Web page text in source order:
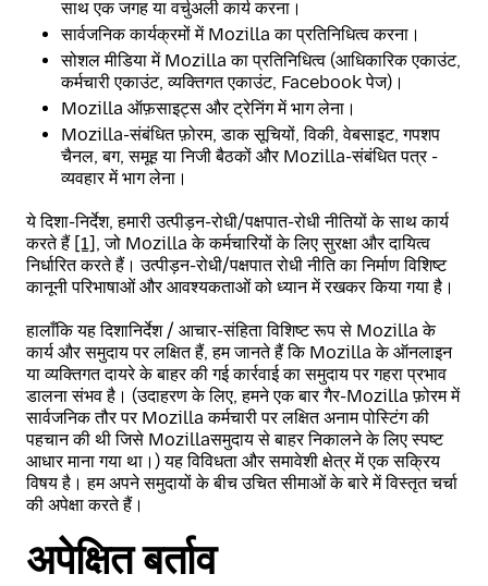
साथ एक जगह या वर्चुअली कार्य करना।
सार्वजनिक कार्यक्रमों में Mozilla का प्रतिनिधित्व करना।
सोशल मीडिया में Mozilla का प्रतिनिधित्व (आधिकारिक एकाउंट,
कर्मचारी एकाउंट, व्यक्तिगत एकाउंट, Facebook पेज)।
Mozilla ऑफ़साइट्स और ट्रेनिंग में भाग लेना।
Mozilla-संबंधित फ़ोरम, डाक सूचियों, विकी, वेबसाइट, गपशप
चैनल, बग, समूह या निजी बैठकों और Mozilla-संबंधित पत्र -
व्यवहार में भाग लेना।
ये दिशा-निर्देश, हमारी उत्पीड़न-रोधी/पक्षपात-रोधी नीतियों के साथ कार्य
करते हैं [1] , जो Mozilla के कर्मचारियों के लिए सुरक्षा और दायित्व
निर्धारित करते हैं। उत्पीड़न-रोधी/पक्षपात रोधी नीति का निर्माण विशिष्ट
कानूनी परिभाषाओं और आवश्यकताओं को ध्यान में रखकर किया गया है।
हालाँकि यह दिशानिर्देश / आचार-संहिता विशिष्ट रूप से Mozilla के
कार्य और समुदाय पर लक्षित हैं, हम जानते हैं कि Mozilla के ऑनलाइन
या व्यक्तिगत दायरे के बाहर की गई कार्रवाई का समुदाय पर गहरा प्रभाव
डालना संभव है। (उदाहरण के लिए, हमने एक बार गैर-Mozilla फ़ोरम में
सार्वजनिक तौर पर Mozilla कर्मचारी पर लक्षित अनाम पोस्टिंग की
पहचान की थी जिसे Mozillaसमुदाय से बाहर निकालने के लिए स्पष्ट
आधार माना गया था।) यह विविधता और समावेशी क्षेत्र में एक सक्रिय
विषय है। हम अपने समुदायों के बीच उचित सीमाओं के बारे में विस्तृत चर्चा
की अपेक्षा करते हैं।
अपेक्षित बर्ताव